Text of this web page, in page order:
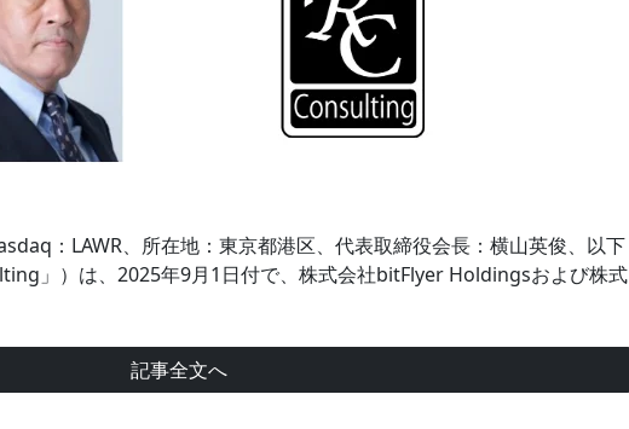
：LAWR、所在地：東京都港区、代表取締役会長：横山英俊、以下
」）は、2025年9月1日付で、株式会社bitFlyer Holdingsおよび株式
記事全文へ